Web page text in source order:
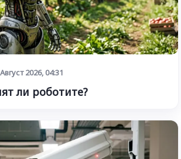
2026, 04:31
ли роботите?